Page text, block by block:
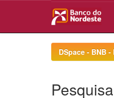
DSpace - BNB